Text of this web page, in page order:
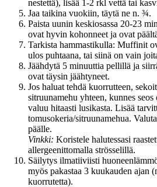
nestettä), lisää 1-2 rkl vettä tai
Jaa taikina vuokiin, täytä ne n. ¾.
Paista uunin keskiosassa 20-23
ovat hyvin kohonneet ja ovat
Tarkista hammastikulla: Muffinit
ulos puhtaana, tai siinä on vain
Jäähdytä 5 minuuttia pellillä ja
ovat täysin jäähtyneet.
Jos haluat tehdä kuorrutteen,
sitruunamehu yhteen, kunnes
valuu hitaasti lusikasta. Lisää
tomusokeria/sitruunamehua.
päälle.
Vinkki: Koristele halutessasi
allergeenittomalla strösselillä.
Säilytys ilmatiiviisti
myös pakastaa 3 kuukauden ajan
kuorrutetta).